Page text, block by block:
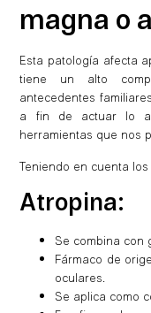
magna o
Esta patología afecta
tiene un alto
antecedentes
a fin de actuar lo
herramientas que nos
Teniendo en cuenta
Atropina:
Se combina con
Fármaco de
oculares.
Se aplica como